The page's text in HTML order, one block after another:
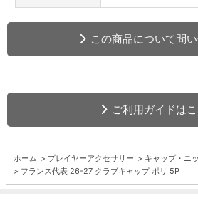
この商品について問
ご利用ガイドは
ホーム > プレイヤーアクセサリー > キャップ・ニ
> フランス代表 26-27 クラブキャップ ポリ 5P